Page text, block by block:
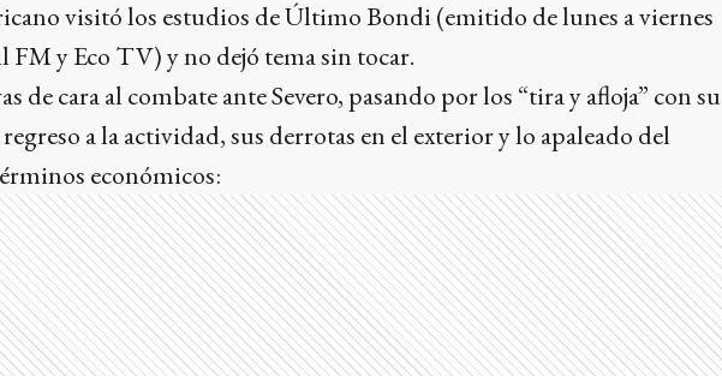
visitó los estudios de Último Bondi (emitido de lunes a viernes
FM y Eco TV) y no dejó tema sin tocar.
de cara al combate ante Severo, pasando por los “tira y afloja” con su
a la actividad, sus derrotas en el exterior y lo apaleado del
económicos: